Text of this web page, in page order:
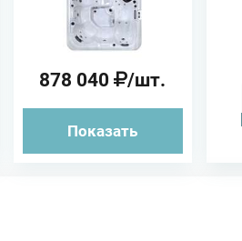
878 040 /шт.
Показать